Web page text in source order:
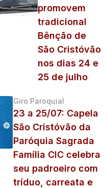
promovem
tradicional
Bênção de
São Cristóvão
nos dias 24 e
25 de julho
Giro Paroquial
23 a 25/07: Capela
São Cristóvão da
Paróquia Sagrada
Família CIC celebra
seu padroeiro com
tríduo, carreata e